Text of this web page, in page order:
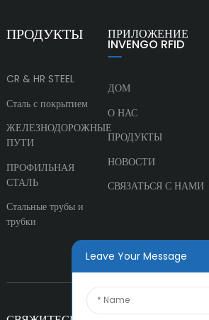
ПРОДУКТЫ
CR & HR STEEL
Сталь с покрытием
ЖЕЛЕЗНОДОРОЖНЫЕ
ПУТИ
ПРОФИЛЬНАЯ
СТАЛЬ
Стальные трубы и
трубки
ПРИЛОЖЕНИЕ
INVENGO RFID
ДОМ
О НАС
ПРОДУКТЫ
НОВОСТИ
СВЯЗАТЬСЯ С НАМИ
Leave Your Message